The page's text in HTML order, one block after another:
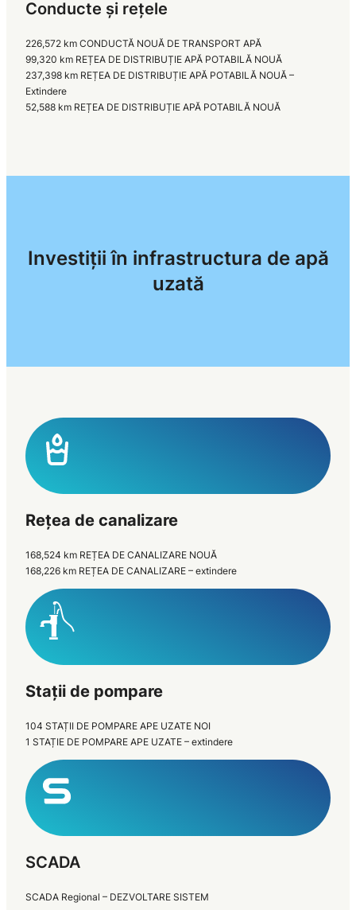
Conducte și rețele
226,572 km CONDUCTĂ NOUĂ DE TRANSPORT APĂ
99,320 km REȚEA DE DISTRIBUȚIE APĂ POTABILĂ NOUĂ
237,398 km REȚEA DE DISTRIBUȚIE APĂ POTABILĂ NOUĂ –
Extindere
52,588 km REȚEA DE DISTRIBUȚIE APĂ POTABILĂ NOUĂ
Investiții în infrastructura de apă
uzată
Rețea de canalizare
168,524 km REȚEA DE CANALIZARE NOUĂ
168,226 km REȚEA DE CANALIZARE – extindere
Stații de pompare
104 STAȚII DE POMPARE APE UZATE NOI
1 STAȚIE DE POMPARE APE UZATE – extindere
SCADA
SCADA Regional – DEZVOLTARE SISTEM